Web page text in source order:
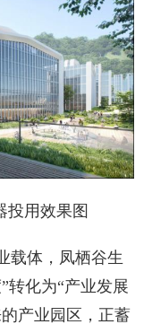
投用效果图
载体，凤栖谷生
转化为“产业发展
产业园区，正蓄